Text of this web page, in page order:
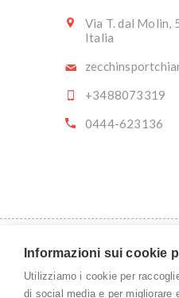
Via T. dal Molin,
Italia
+3488073319
0444-623136
Informazioni sui cookie
Utilizziamo i cookie per
di social media e per migliorare